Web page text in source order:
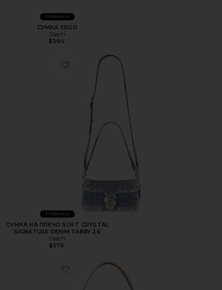
Новинки
СУМКА ERGO
Coach
$295
Favorite СУМКА НА ПЛЕЧО SOFT CRYSTAL SIGNATURE
Новинки
СУМКА НА ПЛЕЧО SOFT CRYSTAL
SIGNATURE DENIM TABBY 26
Coach
$575
Favorite КУРТКА SHOULDER BAG 26